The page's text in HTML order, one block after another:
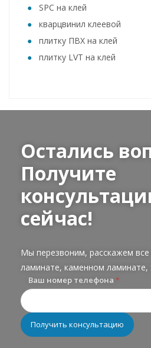
SPC на клей
кварцвинил клеевой
плитку ПВХ на клей
плитку LVT на клей
Остались
Получите
сейчас!
Мы перезвоним, расскажем
ламинате, каменном ламинате,
Ваш номер телефона *